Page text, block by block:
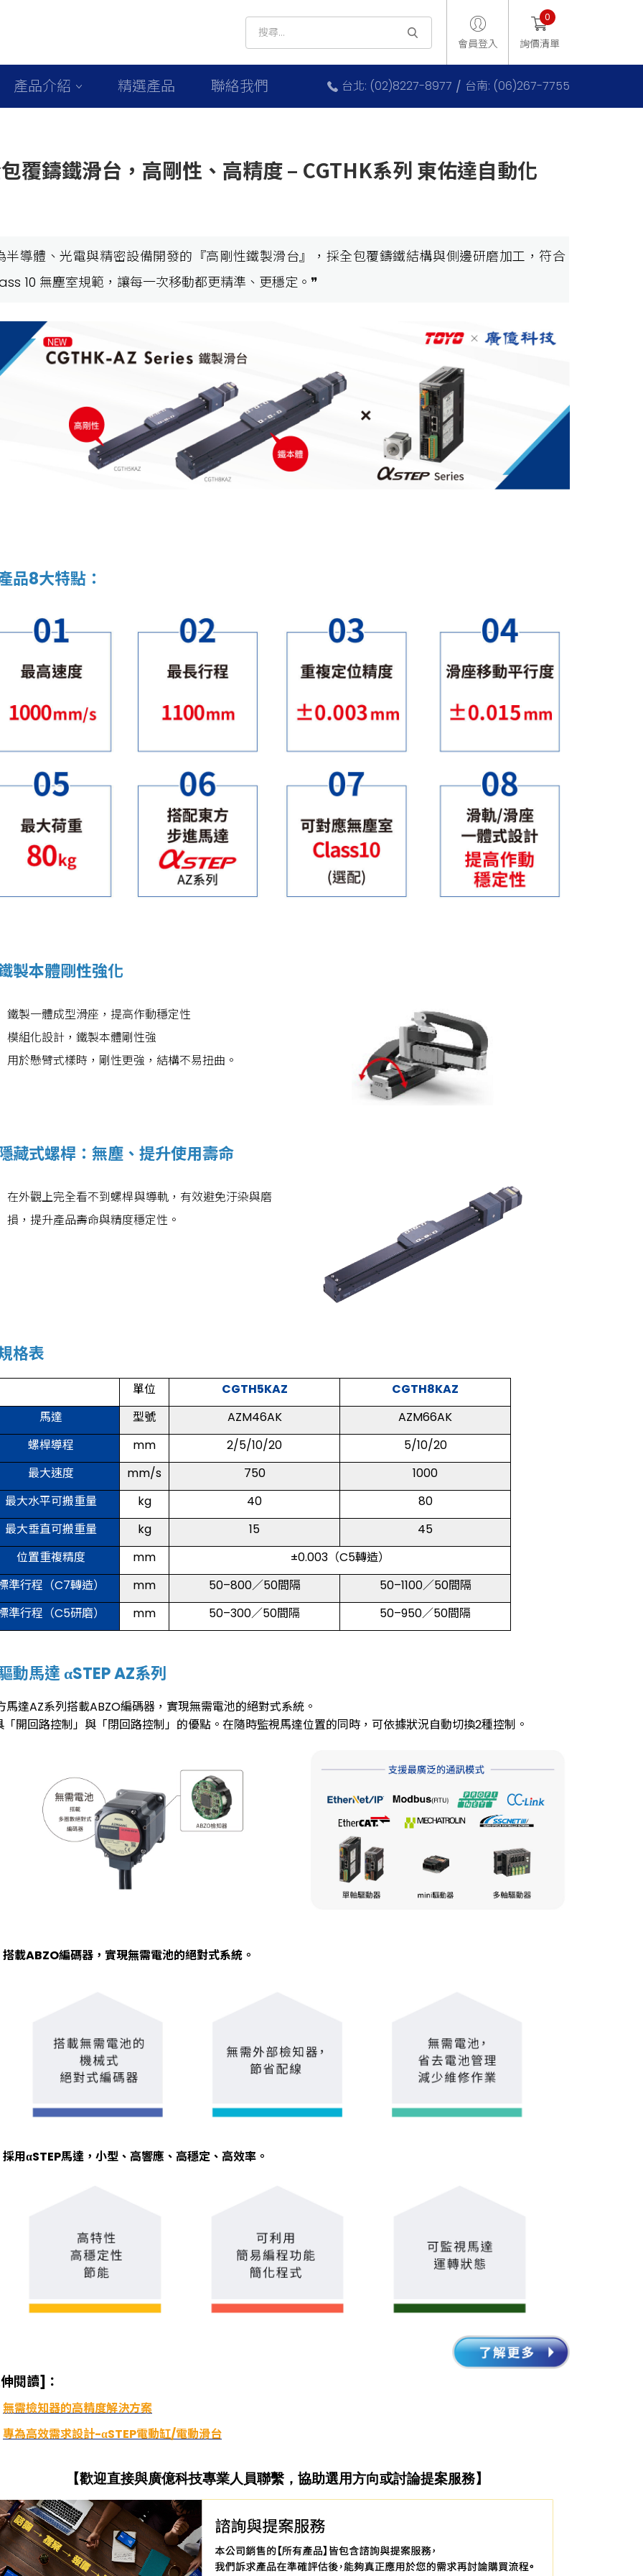
會員登入 詢價清單
0
產品介紹 精選產品 聯絡我們 台北: (02)8227-8977 台南: (06)267-7755
覆鑄鐵滑台，高剛性、高精度 – CGTHK系列 東佑達自動化
半導體、光電與精密設備開發的『高剛性鐵製滑台』，採全包覆鑄鐵結構與側邊研磨加工，符合
10 無塵室規範，讓每一次移動都更精準、更穩定。❞
品8大特點：
製本體剛性強化
鐵製一體成型滑座，提高作動穩定性
模組化設計，鐵製本體剛性強
用於懸臂式樣時，剛性更強，結構不易扭曲。
藏式螺桿：無塵、提升使用壽命
在外觀上完全看不到螺桿與導軌，有效避免汙染與磨
損，提升產品壽命與精度穩定性。
格表
單位 CGTH5KAZ
CGTH8KAZ
馬達
型號 AZM46AK
AZM66AK
螺桿導程
mm 2/5/10/20
5/10/20
最大速度
mm/s 750
1000
最大水平可搬重量
kg 40
80
最大垂直可搬重量
kg 15
45
位置重複精度
mm
±0.003（C5轉造）
準行程（C7轉造）
mm 50–800／50間隔
50–1100／50間隔
準行程（C5研磨）
mm 50–300／50間隔 50–950／50間隔
動馬達 αSTEP AZ系列
馬達AZ系列搭載ABZO編碼器，實現無需電池的絕對式系統。
「開回路控制」與「閉回路控制」的優點。在隨時監視馬達位置的同時，可依據狀況自動切換2種控制。
搭載ABZO編碼器，實現無需電池的絕對式系統。
採用αSTEP馬達，小型、高響應、高穩定、高效率。
閱讀]：
無需檢知器的高精度解決方案
專為高效需求設計-αSTEP電動缸/電動滑台
【歡迎直接與廣億科技專業人員聯繫，協助選用方向或討論提案服務】